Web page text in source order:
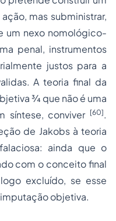
mas subministrar,
um nexo nomológico-
penal, instrumentos
justos para a
A teoria final da
¾ que não é uma
síntese, conviver [60].
de Jakobs à teoria
ainda que o
com o conceito final
excluído, se esse
objetiva.